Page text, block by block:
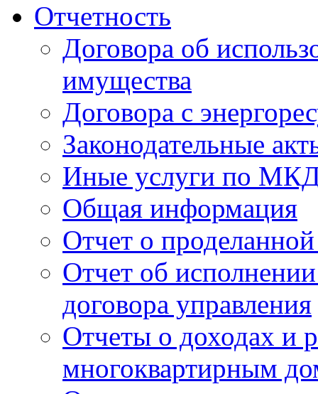
Отчетность
Договора об
имущества
Договора с
Законодательные
Иные услуги по
Общая информация
Отчет о проделанной
Отчет об
договора управления
Отчеты о доходах и
многоквартирным